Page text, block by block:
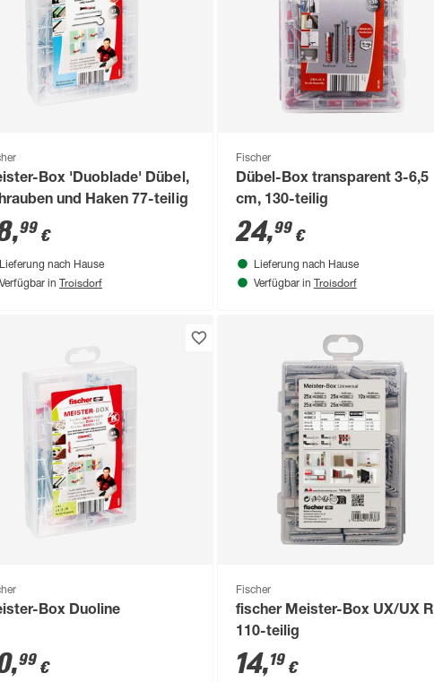
Box 'Duoblade' Dübel,
und Haken 77-teilig
,99 €
Lieferung nach Hause
Verfügbar in Troisdorf
Fischer
Dübel-Box transparent 3-6,5
cm, 130-teilig
24,99€
Lieferung nach Hause
Verfügbar in Troisdorf
Box Duoline
,99 €
Fischer
fischer Meister-Box UX/UX R
110-teilig
14,19€